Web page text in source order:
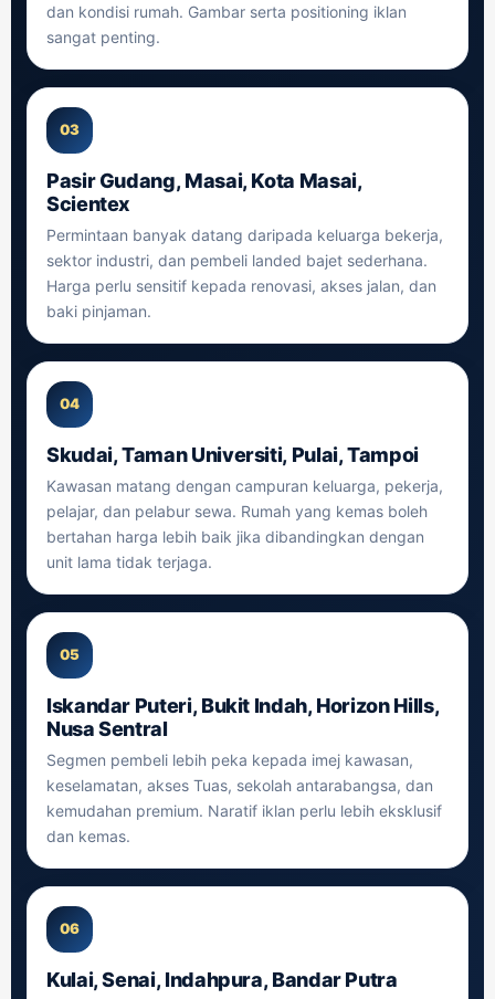
dan kondisi rumah. Gambar serta positioning iklan
sangat penting.
03
Pasir Gudang, Masai, Kota Masai,
Scientex
Permintaan banyak datang daripada keluarga bekerja,
sektor industri, dan pembeli landed bajet sederhana.
Harga perlu sensitif kepada renovasi, akses jalan, dan
baki pinjaman.
04
Skudai, Taman Universiti, Pulai, Tampoi
Kawasan matang dengan campuran keluarga, pekerja,
pelajar, dan pelabur sewa. Rumah yang kemas boleh
bertahan harga lebih baik jika dibandingkan dengan
unit lama tidak terjaga.
05
Iskandar Puteri, Bukit Indah, Horizon Hills,
Nusa Sentral
Segmen pembeli lebih peka kepada imej kawasan,
keselamatan, akses Tuas, sekolah antarabangsa, dan
kemudahan premium. Naratif iklan perlu lebih eksklusif
dan kemas.
06
Kulai, Senai, Indahpura, Bandar Putra